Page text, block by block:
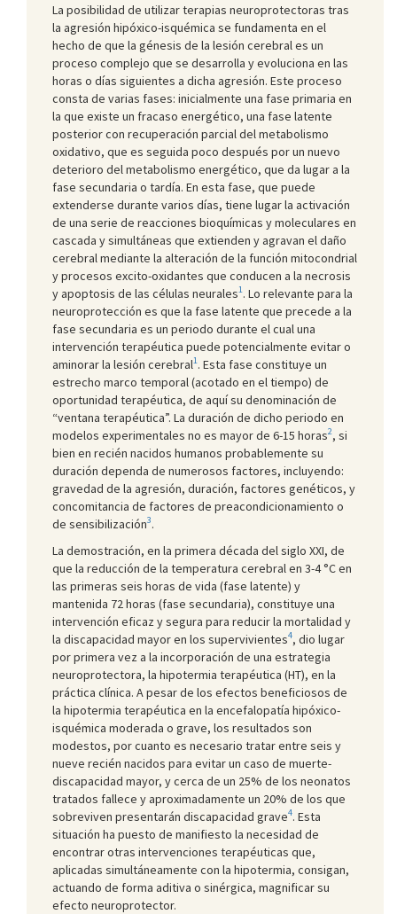
La posibilidad de utilizar terapias neuroprotectoras tras
la agresión hipóxico-isquémica se fundamenta en el
hecho de que la génesis de la lesión cerebral es un
proceso complejo que se desarrolla y evoluciona en las
horas o días siguientes a dicha agresión. Este proceso
consta de varias fases: inicialmente una fase primaria en
la que existe un fracaso energético, una fase latente
posterior con recuperación parcial del metabolismo
oxidativo, que es seguida poco después por un nuevo
deterioro del metabolismo energético, que da lugar a la
fase secundaria o tardía. En esta fase, que puede
extenderse durante varios días, tiene lugar la activación
de una serie de reacciones bioquímicas y moleculares en
cascada y simultáneas que extienden y agravan el daño
cerebral mediante la alteración de la función mitocondrial
y procesos excito-oxidantes que conducen a la necrosis
y apoptosis de las células neurales1. Lo relevante para la
neuroprotección es que la fase latente que precede a la
fase secundaria es un periodo durante el cual una
intervención terapéutica puede potencialmente evitar o
aminorar la lesión cerebral1. Esta fase constituye un
estrecho marco temporal (acotado en el tiempo) de
oportunidad terapéutica, de aquí su denominación de
“ventana terapéutica”. La duración de dicho periodo en
modelos experimentales no es mayor de 6-15 horas2, si
bien en recién nacidos humanos probablemente su
duración dependa de numerosos factores, incluyendo:
gravedad de la agresión, duración, factores genéticos, y
concomitancia de factores de preacondicionamiento o
de sensibilización3.
La demostración, en la primera década del siglo XXI, de
que la reducción de la temperatura cerebral en 3-4 °C en
las primeras seis horas de vida (fase latente) y
mantenida 72 horas (fase secundaria), constituye una
intervención eficaz y segura para reducir la mortalidad y
la discapacidad mayor en los supervivientes4, dio lugar
por primera vez a la incorporación de una estrategia
neuroprotectora, la hipotermia terapéutica (HT), en la
práctica clínica. A pesar de los efectos beneficiosos de
la hipotermia terapéutica en la encefalopatía hipóxico-
isquémica moderada o grave, los resultados son
modestos, por cuanto es necesario tratar entre seis y
nueve recién nacidos para evitar un caso de muerte-
discapacidad mayor, y cerca de un 25% de los neonatos
tratados fallece y aproximadamente un 20% de los que
sobreviven presentarán discapacidad grave4. Esta
situación ha puesto de manifiesto la necesidad de
encontrar otras intervenciones terapéuticas que,
aplicadas simultáneamente con la hipotermia, consigan,
actuando de forma aditiva o sinérgica, magnificar su
efecto neuroprotector.